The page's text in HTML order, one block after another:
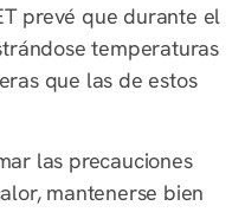
prevé que durante el
temperaturas
que las de estos
las precauciones
mantenerse bien